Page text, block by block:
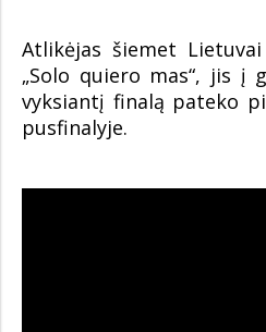
Atlikėjas šiemet
„Solo quiero mas“, jis į
vyksiantį finalą pateko
pusfinalyje.